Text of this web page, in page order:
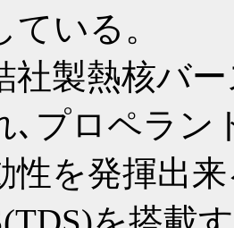
ている。
社製熱核バ
､プロペラン
性を発揮出